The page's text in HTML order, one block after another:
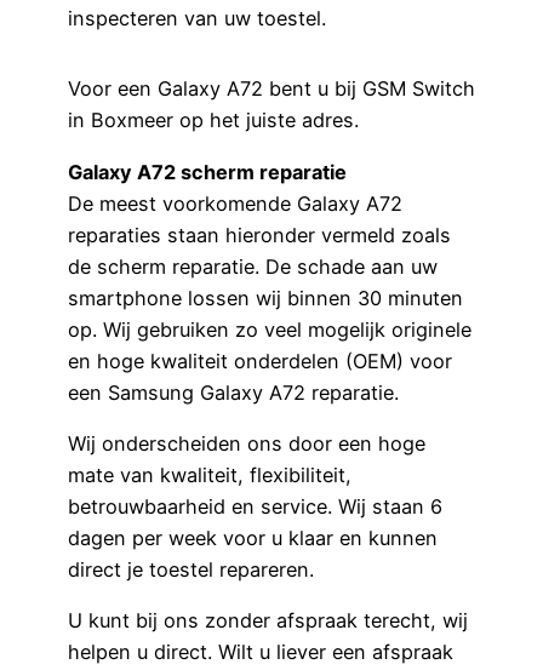
inspecteren van uw toestel.
Voor een Galaxy A72 bent u bij GSM Switch
in Boxmeer op het juiste adres.
Galaxy A72 scherm reparatie
De meest voorkomende Galaxy A72
reparaties staan hieronder vermeld zoals
de scherm reparatie. De schade aan uw
smartphone lossen wij binnen 30 minuten
op. Wij gebruiken zo veel mogelijk originele
en hoge kwaliteit onderdelen (OEM) voor
een Samsung Galaxy A72 reparatie.
Wij onderscheiden ons door een hoge
mate van kwaliteit, flexibiliteit,
betrouwbaarheid en service. Wij staan 6
dagen per week voor u klaar en kunnen
direct je toestel repareren.
U kunt bij ons zonder afspraak terecht, wij
helpen u direct. Wilt u liever een afspraak